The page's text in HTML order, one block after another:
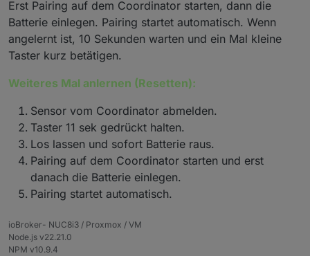
Erst Pairing auf dem Coordinator starten, dann die
Batterie einlegen. Pairing startet automatisch. Wenn
angelernt ist, 10 Sekunden warten und ein Mal kleine
Taster kurz betätigen.
Weiteres Mal anlernen (Resetten):
Sensor vom Coordinator abmelden.
Taster 11 sek gedrückt halten.
Los lassen und sofort Batterie raus.
Pairing auf dem Coordinator starten und erst
danach die Batterie einlegen.
Pairing startet automatisch.
ioBroker- NUC8i3 / Proxmox / VM
Node.js v22.21.0
NPM v10.9.4